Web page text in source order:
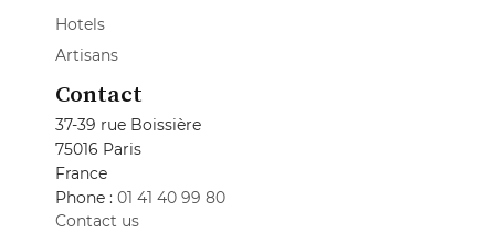
Hotels
Artisans
Contact
37-39 rue Boissière
75016 Paris
France
Phone : 01 41 40 99 80
Contact us